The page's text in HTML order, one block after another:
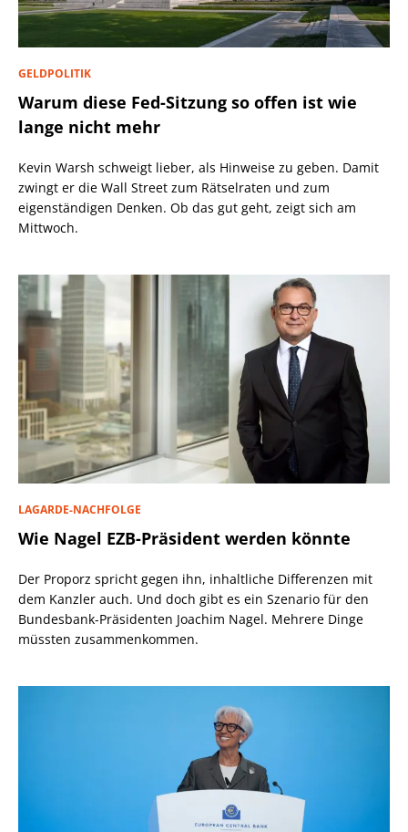
GELDPOLITIK
Warum diese Fed-Sitzung so offen ist wie
lange nicht mehr
Kevin Warsh schweigt lieber, als Hinweise zu geben. Damit
zwingt er die Wall Street zum Rätselraten und zum
eigenständigen Denken. Ob das gut geht, zeigt sich am
Mittwoch.
LAGARDE-NACHFOLGE
Wie Nagel EZB-Präsident werden könnte
Der Proporz spricht gegen ihn, inhaltliche Differenzen mit
dem Kanzler auch. Und doch gibt es ein Szenario für den
Bundesbank-Präsidenten Joachim Nagel. Mehrere Dinge
müssten zusammenkommen.